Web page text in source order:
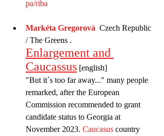
pa/riba
Markéta Gregorovà Czech Republic
/ The Greens .
Enlargement and
Caucassus [english]
"But it´s too far away..." many people
remarked, after the European
Commission recommended to grant
candidate status to Georgia at
November 2023. Caucasus country